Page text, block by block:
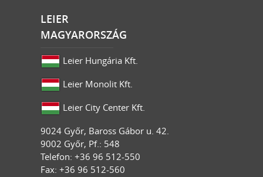
LEIER
MAGYARORSZÁG
Leier Hungária Kft.
Leier Monolit Kft.
Leier City Center Kft.
9024 Győr, Baross Gábor u. 42.
9002 Győr, Pf.: 548
Telefon: +36 96 512-550
Fax: +36 96 512-560